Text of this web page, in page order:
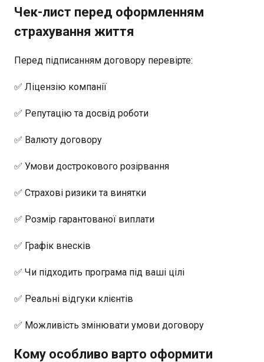
Чек-лист перед оформленням
страхування життя
Перед підписанням договору перевірте:
✅ Ліцензію компанії
✅ Репутацію та досвід роботи
✅ Валюту договору
✅ Умови дострокового розірвання
✅ Страхові ризики та винятки
✅ Розмір гарантованої виплати
✅ Графік внесків
✅ Чи підходить програма під ваші цілі
✅ Реальні відгуки клієнтів
✅ Можливість змінювати умови договору
Кому особливо варто оформити